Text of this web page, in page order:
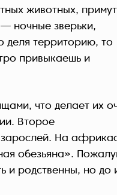
North
животных, примут
ночные зверьки,
деля территорию, то
привыкаешь и
что делает их
Второе
зарослей. На
обезьяна».
и родственны, но до